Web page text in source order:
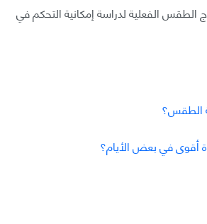
الطقس الفعلية لدراسة إمكانية التحكم في
الطقس؟
أقوى في بعض الأيام؟